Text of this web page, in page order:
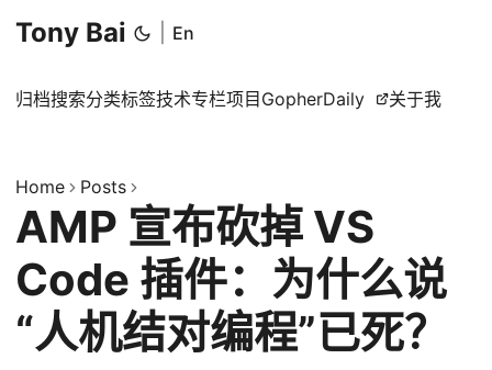
Tony Bai En
归档搜索分类标签技术专栏项目 GopherDaily 关于我
Home Posts
AMP 宣布砍掉 VS
Code 插件：为什么说
“人机结对编程”已死？